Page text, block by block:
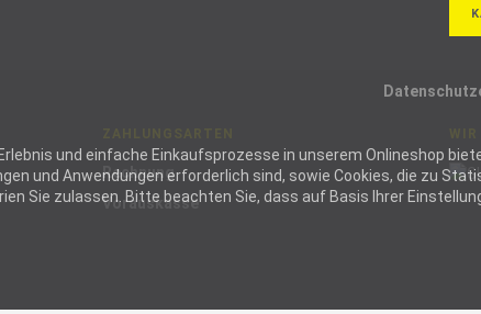
und einfache Einkaufsprozesse in unserem Onlineshop
und Anwendungen erforderlich sind, sowie Cookies, die zu
Sie zulassen. Bitte beachten Sie, dass auf Basis Ihrer
Rechnung
Vorauskasse